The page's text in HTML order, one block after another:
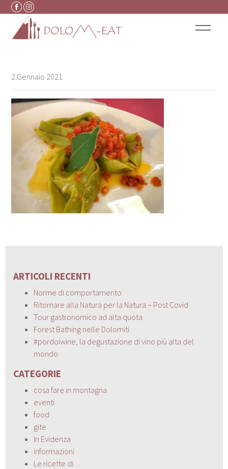
Vai al contenuto
2 Gennaio 2021
ARTICOLI RECENTI
Norme di comportamento
Ritornare alla Natura per la Natura – Post Covid
Tour gastronomico ad alta quota
Forest Bathing nelle Dolomiti
#pordoiwine, la degustazione di vino più alta del
mondo
CATEGORIE
cosa fare in montagna
eventi
food
gite
In Evidenza
informazioni
Le ricette di …